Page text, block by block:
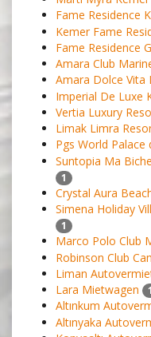
Fame Residence
Kemer Fame
Fame Residence
Amara Club
Amara Dolce Vita
Imperial De Luxe
Vertia Luxury
Limak Limra
Pgs World
Suntopia Ma
1
Crystal Aura
Simena Holiday
1
Marco Polo Club
Robinson Club
Liman
Lara Mietwagen 1
Altınkum
Altınyaka